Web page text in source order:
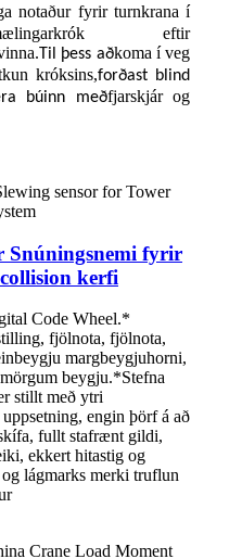
notaður fyrir turnkrana í
eftir
Til þess aðkoma í veg
króksins,forðast blind
búinn meðfjarskjár og
Snúningsnemi fyrir
kerfi
Code Wheel.*
fjölnota, fjölnota,
margbeygjuhorni,
beygju.*Stefna
stillt með ytri
engin þörf á að
fullt stafrænt gildi,
ekkert hitastig og
lágmarks merki truflun